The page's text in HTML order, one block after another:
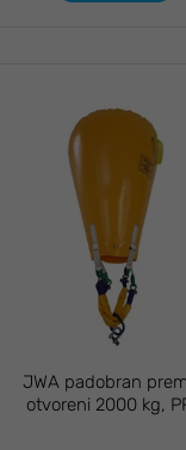
JWA padobran
otvoreni 2000 kg,